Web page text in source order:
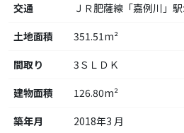
交通
ＪＲ肥薩線「嘉例川」
土地面積
351.51m²
間取り
3ＳＬＤＫ
建物面積
126.80m²
築年月
2018年3 月